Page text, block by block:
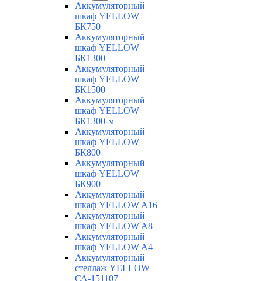
Аккумуляторный
шкаф YELLOW
БК750
Аккумуляторный
шкаф YELLOW
БК1300
Аккумуляторный
шкаф YELLOW
БК1500
Аккумуляторный
шкаф YELLOW
БК1300-м
Аккумуляторный
шкаф YELLOW
БК800
Аккумуляторный
шкаф YELLOW
БК900
Аккумуляторный
шкаф YELLOW A16
Аккумуляторный
шкаф YELLOW A8
Аккумуляторный
шкаф YELLOW A4
Аккумуляторный
стеллаж YELLOW
СА-151107